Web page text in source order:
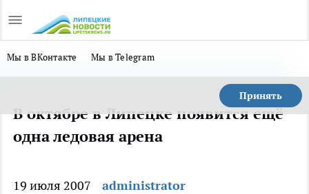
Мы в ВКонтакте Мы в Telegram
Принять
В октябре в Липецке появится ещё
одна ледовая арена
19 июля 2007 administrator